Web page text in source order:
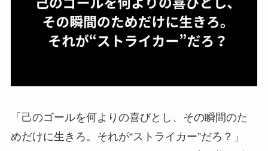
「己のゴールを何よりの喜びとし、その瞬間のた
めだけに生きろ。それが“ストライカー”だろ？」